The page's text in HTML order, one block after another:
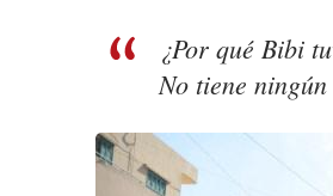
¿Por qué Bibi
No tiene